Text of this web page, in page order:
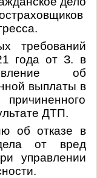
требований
года от З. в
об
выплаты в
ДТП.
об отказе в
от вред
управлении